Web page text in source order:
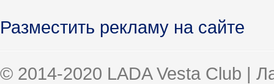
Разместить рекламу на сайте
© 2014-2020 LADA Vesta Club |